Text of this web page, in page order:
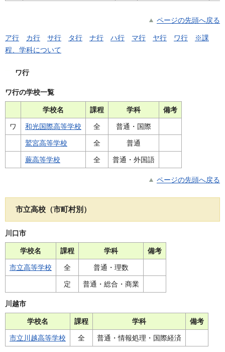
ページの先頭へ戻る
ア行 カ行 サ行 タ行 ナ行 ハ行 マ行 ヤ行 ワ行
※課
程、学科について
ワ行
ワ行の学校一覧
学校名 課程 学科 備考
ワ 和光国際高等学校 全 普通・国際
鷲宮高等学校 全 普通
蕨高等学校 全 普通・外国語
ページの先頭へ戻る
市立高校（市町村別）
川口市
学校名 課程 学科 備考
市立高等学校 全 普通・理数
定 普通・総合・商業
川越市
学校名 課程 学科 備考
市立川越高等学校 全 普通・情報処理・国際経済